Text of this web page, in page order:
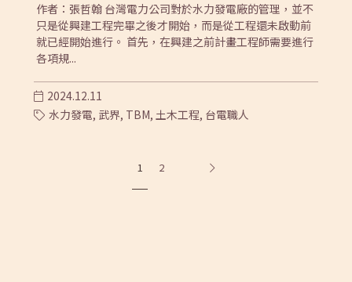
作者：張哲翰 台灣電力公司對於水力發電廠的管理，並不
只是從興建工程完畢之後才開始，而是從工程還未啟動前
就已經開始進行。 首先，在興建之前計畫工程師需要進行
各項規...
2024.12.11
水力發電, 武界, TBM, 土木工程, 台電職人
1 2